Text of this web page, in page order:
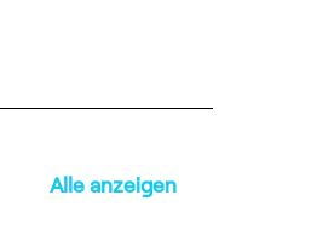
Alle anzeigen